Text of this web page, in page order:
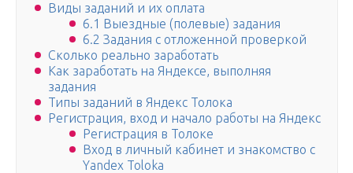
Виды заданий и их оплата
6.1 Выездные (полевые) задания
6.2 Задания с отложенной проверкой
Сколько реально заработать
Как заработать на Яндексе, выполняя
задания
Типы заданий в Яндекс Толока
Регистрация, вход и начало работы на Яндекс
Регистрация в Толоке
Вход в личный кабинет и знакомство с
Yandex Toloka